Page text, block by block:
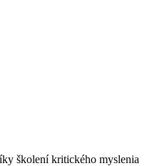
školení kritického myslenia